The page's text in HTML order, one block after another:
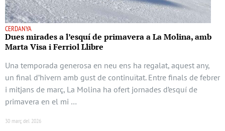
CERDANYA
Dues mirades a l’esquí de primavera a La Molina, amb
Marta Visa i Ferriol Llibre
Una temporada generosa en neu ens ha regalat, aquest any,
un final d’hivern amb gust de continuïtat. Entre finals de febrer
i mitjans de març, La Molina ha ofert jornades d’esquí de
primavera en el mi …
30 març del 2026